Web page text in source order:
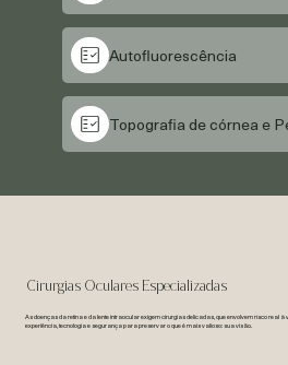
Autofluorescência
Topografia de córnea e
Cirurgias Oculares Especializadas
As doenças da retina e da lente intraocular exigem cirurgias delicadas, que envolvem risco real
experiência, tecnologia e segurança para preservar o que é mais valioso: sua visão.